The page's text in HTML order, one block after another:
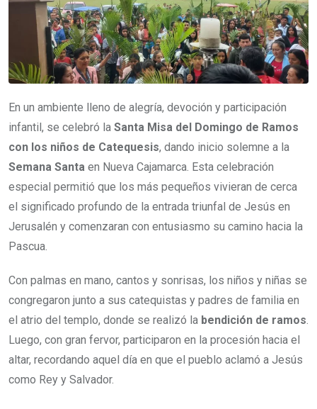
En un ambiente lleno de alegría, devoción y participación
infantil, se celebró la Santa Misa del Domingo de Ramos
con los niños de Catequesis, dando inicio solemne a la
Semana Santa en Nueva Cajamarca. Esta celebración
especial permitió que los más pequeños vivieran de cerca
el significado profundo de la entrada triunfal de Jesús en
Jerusalén y comenzaran con entusiasmo su camino hacia la
Pascua.
Con palmas en mano, cantos y sonrisas, los niños y niñas se
congregaron junto a sus catequistas y padres de familia en
el atrio del templo, donde se realizó la bendición de ramos.
Luego, con gran fervor, participaron en la procesión hacia el
altar, recordando aquel día en que el pueblo aclamó a Jesús
como Rey y Salvador.